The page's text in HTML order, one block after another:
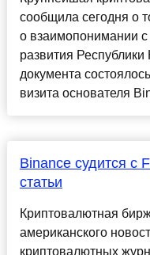
сообщила сегодня о
о взаимопонимании
развития
документа
визита основателя
Binance судится с
статьи
Криптовалютная
американского
криптовалютных